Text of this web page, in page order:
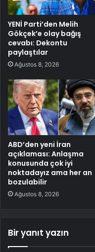
YENİ Parti’den Melih
Gökçek’e olay bağış
cevabı: Dekontu
paylaştılar
Ağustos 8, 2026
ABD’den yeni İran
açıklaması: Anlaşma
konusunda çok iyi
noktadayız ama her an
bozulabilir
Ağustos 8, 2026
Bir yanıt yazın